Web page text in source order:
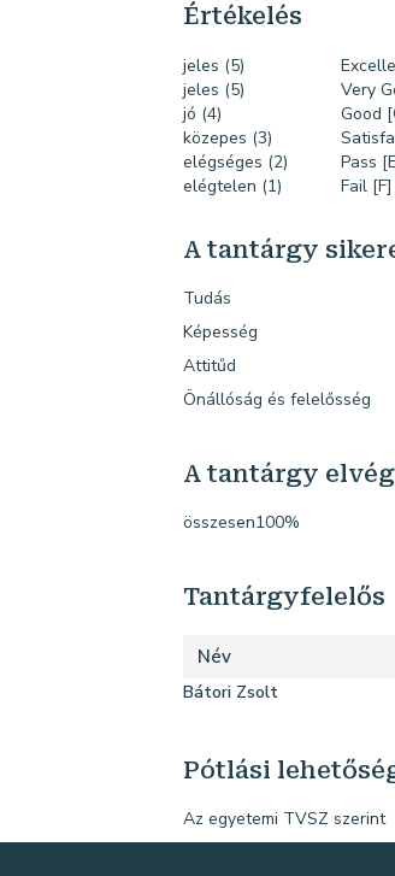
Értékelés
jeles (5)
jeles (5)
Very
jó (4)
Good
közepes (3)
elégséges (2)
Pass
elégtelen (1)
Fail [F]
A tantárgy
Tudás
Képesség
Attitűd
Önállóság és felelősség
A tantárgy
összesen100%
Tantárgyfelelős
Név
Bátori Zsolt
Pótlási
Az egyetemi TVSZ szerint